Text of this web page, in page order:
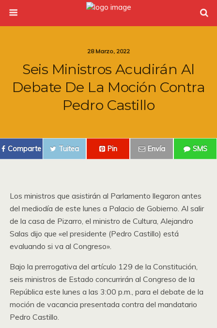
28 Marzo, 2022
Seis Ministros Acudirán Al
Debate De La Moción Contra
Pedro Castillo
Comparte Tuitea Pin Envía SMS
Los ministros que asistirán al Parlamento llegaron antes
del mediodía de este lunes a Palacio de Gobierno. Al salir
de la casa de Pizarro, el ministro de Cultura, Alejandro
Salas dijo que «el presidente (Pedro Castillo) está
evaluando si va al Congreso».
Bajo la prerrogativa del artículo 129 de la Constitución,
seis ministros de Estado concurrirán al Congreso de la
República este lunes a las 3:00 p.m., para el debate de la
moción de vacancia presentada contra del mandatario
Pedro Castillo.